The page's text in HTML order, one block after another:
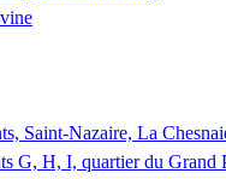
Saint-Nazaire, La
G, H, I, quartier du